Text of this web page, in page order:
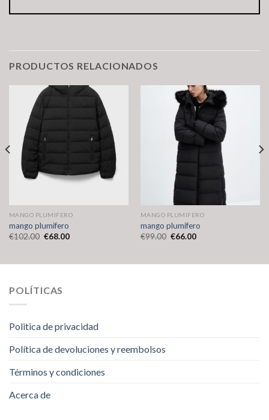
PRODUCTOS RELACIONADOS
MANGO PLUMIFERO
mango plumifero
€102.00 €68.00
MANGO PLUMIFERO
mango plumifero
€99.00 €66.00
POLÍTICAS
Politica de privacidad
Política de devoluciones y reembolsos
Términos y condiciones
Acerca de